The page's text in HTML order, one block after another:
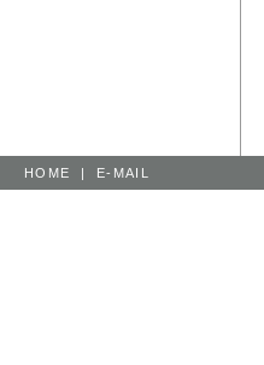
HOME | E-MAIL